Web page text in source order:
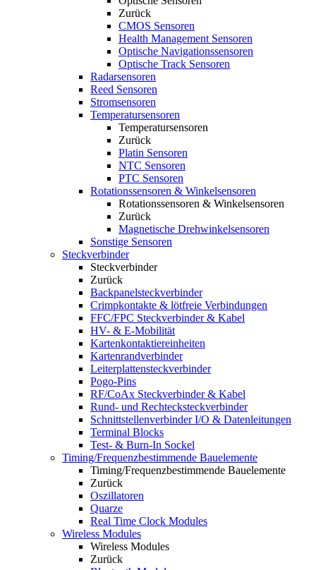
Zurück
CMOS Sensoren
Health Management Sensoren
Optische Navigationssensoren
Optische Track Sensoren
Radarsensoren
Reed Sensoren
Stromsensoren
Temperatursensoren
Temperatursensoren
Zurück
Platin Sensoren
NTC Sensoren
PTC Sensoren
Rotationssensoren & Winkelsensoren
Rotationssensoren & Winkelsensoren
Zurück
Magnetische Drehwinkelsensoren
Sonstige Sensoren
Steckverbinder
Steckverbinder
Zurück
Backpanelsteckverbinder
Crimpkontakte & lötfreie Verbindungen
FFC/FPC Steckverbinder & Kabel
HV- & E-Mobilität
Kartenkontaktiereinheiten
Kartenrandverbinder
Leiterplattensteckverbinder
Pogo-Pins
RF/CoAx Steckverbinder & Kabel
Rund- und Rechtecksteckverbinder
Schnittstellenverbinder I/O & Datenleitungen
Terminal Blocks
Test- & Burn-In Sockel
Timing/Frequenzbestimmende Bauelemente
Timing/Frequenzbestimmende Bauelemente
Zurück
Oszillatoren
Quarze
Real Time Clock Modules
Wireless Modules
Wireless Modules
Zurück